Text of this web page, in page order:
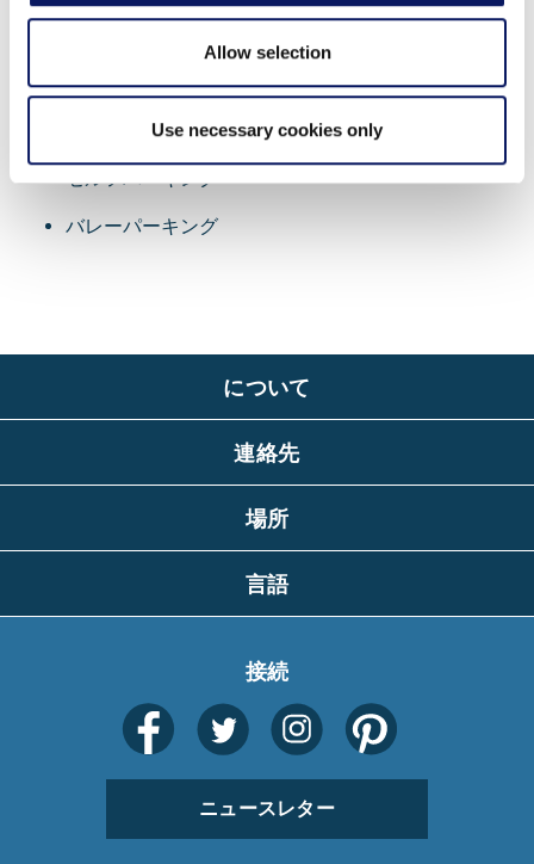
Allow selection
Use necessary cookies only
24時間ベル・スタンド
航空会社の搭乗券キオスク2台
セルフパーキング
バレーパーキング
について
連絡先
場所
言語
接続
ニュースレター